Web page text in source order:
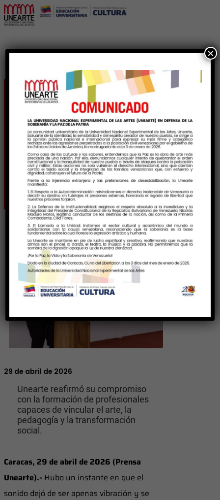
Estimulación musical
temprana como puente
para el aprendizaje
significativo
29 de abril de 2026
Unearte reafirmó su compromiso
con la formación de profesionales
capaces de vincular el arte, la
pedagogía y la transformación
social.
Caracas, 29 de abril de 2026 (Prensa
Unearte).- Hubo un instante en que el
sonido dejó de ser apenas vibración y se
×